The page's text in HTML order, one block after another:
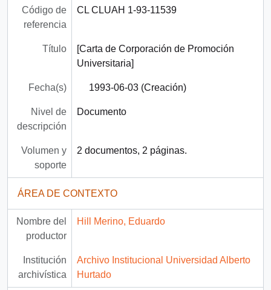
Código de
referencia
CL CLUAH 1-93-11539
Título
[Carta de Corporación de Promoción
Universitaria]
Fecha(s) 1993-06-03 (Creación)
Nivel de
descripción
Documento
Volumen y
soporte
2 documentos, 2 páginas.
ÁREA DE CONTEXTO
Nombre del
productor
Hill Merino, Eduardo
Institución
archivística
Archivo Institucional Universidad Alberto
Hurtado